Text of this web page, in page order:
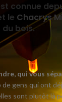
connue
le Chacrys
du bois.
qui vous
gens qui ont
sont plutôt là